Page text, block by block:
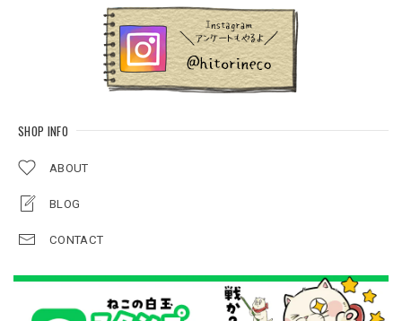
SHOP INFO
ABOUT
BLOG
CONTACT